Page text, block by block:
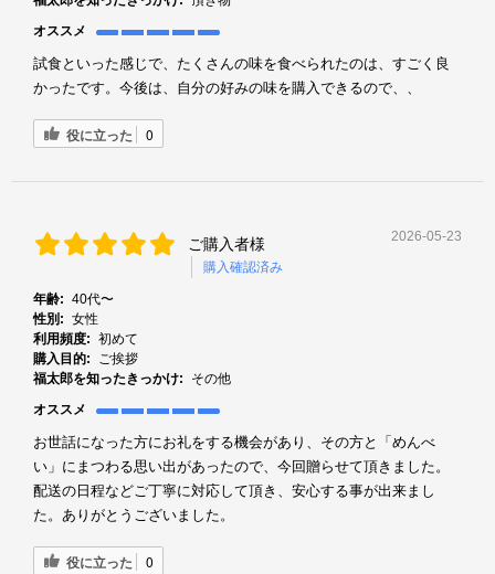
オススメ
試食といった感じで、たくさんの味を食べられたのは、すごく良
かったです。今後は、自分の好みの味を購入できるので、、
役に立った 0
ご購入者様
購入確認済み
2026-05-23
年齢: 40代〜
性別: 女性
利用頻度: 初めて
購入目的:
ご挨拶
福太郎を知ったきっかけ:
その他
オススメ
お世話になった方にお礼をする機会があり、その方と「めんべ
い」にまつわる思い出があったので、今回贈らせて頂きました。
配送の日程などご丁寧に対応して頂き、安心する事が出来まし
た。ありがとうございました。
役に立った 0